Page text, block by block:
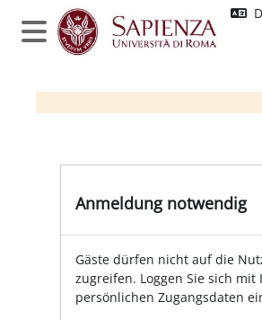
Zum Hauptinhalt
Website-Übersicht
Anmeldung notwendig
Gäste dürfen nicht auf die
zugreifen. Loggen Sie sich mit
persönlichen Zugangsdaten